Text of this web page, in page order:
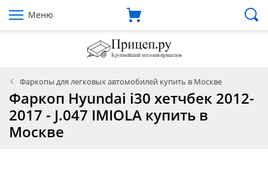
Меню
Фаркопы для легковых автомобилей купить в Москве
Фаркоп Hyundai i30 хетчбек 2012-
2017 - J.047 IMIOLA купить в
Москве